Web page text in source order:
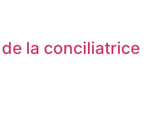
la conciliatrice